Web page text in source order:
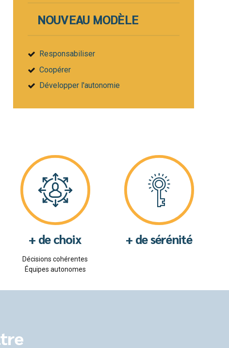
NOUVEAU MODÈLE
Responsabiliser
Coopérer
Développer l'autonomie
+ de choix
Décisions cohérentes
Équipes autonomes
+ de sérénité